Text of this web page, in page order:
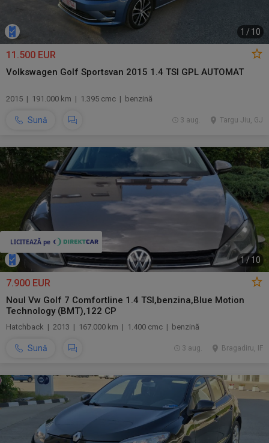
1 / 10
11.500 EUR
Volkswagen Golf Sportsvan 2015 1.4 TSI GPL AUTOMAT
2015 | 191.000 km | 1.395 cmc | benzină
Sună Targu Jiu, GJ
3 aug.
1 /10
7.900 EUR
Noul Vw Golf 7 Comfortline 1.4 TSI,benzina,Blue Motion
Technology (BMT),122 CP
Hatchback | 2013 | 167.000 km | 1.400 cmc | benzină
Sună Bragadiru, IF
3 aug.